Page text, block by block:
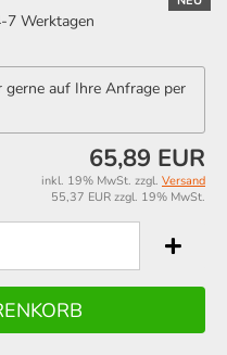
7 Werktagen
auf Ihre Anfrage per
65,89 EUR
inkl. 19% MwSt. zzgl. Versand
55,37 EUR zzgl. 19% MwSt.